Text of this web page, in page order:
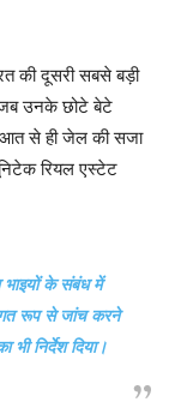
की दूसरी सबसे बड़ी
उनके छोटे बेटे
से ही जेल की सजा
रियल एस्टेट
भाइयों के संबंध में
रूप से जांच करने
भी निर्देश दिया।